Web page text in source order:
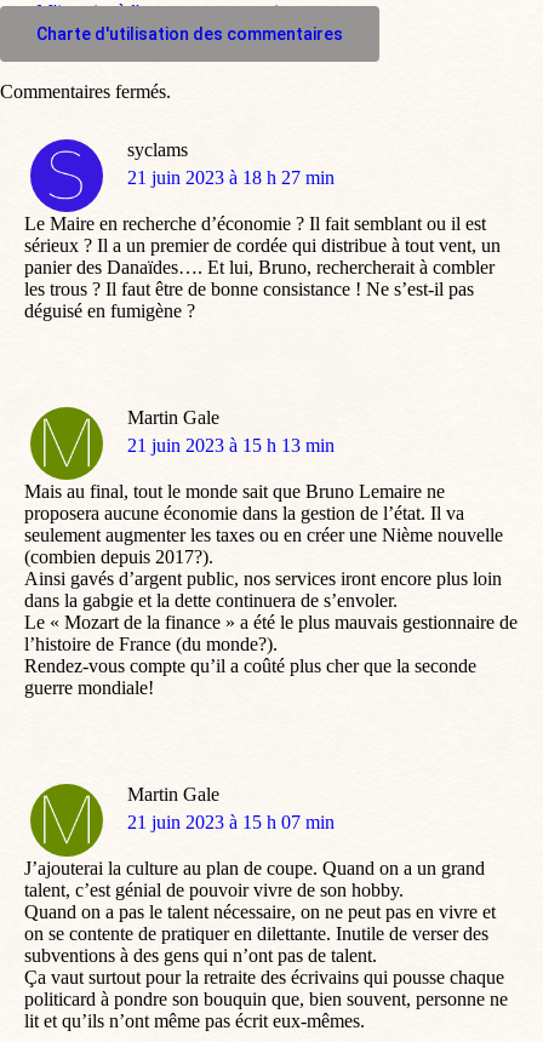
M'inscrire à l'espace commentaire
Charte d'utilisation des commentaires
syclams
dit
21 juin 2023 à 18 h 27 min
Le Maire en recherche d’économie ? Il fait semblant ou il est
sérieux ? Il a un premier de cordée qui distribue à tout vent, un
panier des Danaïdes…. Et lui, Bruno, rechercherait à combler
les trous ? Il faut être de bonne consistance ! Ne s’est-il pas
déguisé en fumigène ?
Martin Gale
dit
21 juin 2023 à 15 h 13 min
Mais au final, tout le monde sait que Bruno Lemaire ne
proposera aucune économie dans la gestion de l’état. Il va
seulement augmenter les taxes ou en créer une Nième nouvelle
(combien depuis 2017?).
Ainsi gavés d’argent public, nos services iront encore plus loin
dans la gabgie et la dette continuera de s’envoler.
Le « Mozart de la finance » a été le plus mauvais gestionnaire de
l’histoire de France (du monde?).
Rendez-vous compte qu’il a coûté plus cher que la seconde
guerre mondiale!
Martin Gale
dit
21 juin 2023 à 15 h 07 min
J’ajouterai la culture au plan de coupe. Quand on a un grand
talent, c’est génial de pouvoir vivre de son hobby.
Quand on a pas le talent nécessaire, on ne peut pas en vivre et
on se contente de pratiquer en dilettante. Inutile de verser des
subventions à des gens qui n’ont pas de talent.
Ça vaut surtout pour la retraite des écrivains qui pousse chaque
politicard à pondre son bouquin que, bien souvent, personne ne
lit et qu’ils n’ont même pas écrit eux-mêmes.
Commentaires fermés.